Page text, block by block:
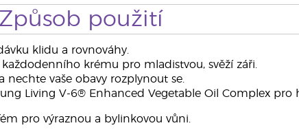
Způsob použití
klidu a rovnováhy.
krému pro mladistvou, svěží záři.
nechte vaše obavy rozplynout se.
Living V-6® Enhanced Vegetable Oil Complex
pro výraznou a bylinkovou vůni.